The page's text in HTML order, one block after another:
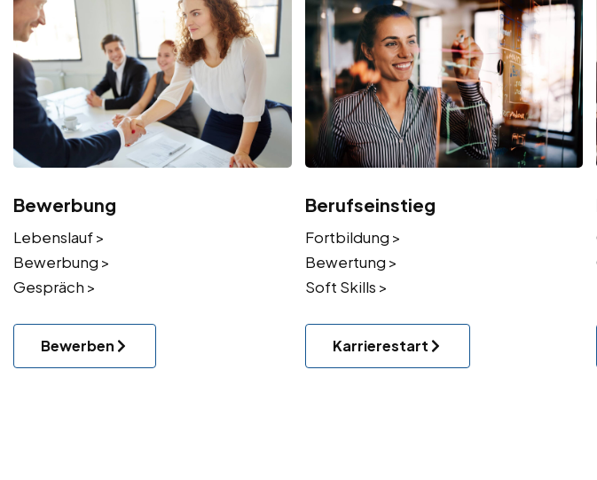
Bewerbung
Lebenslauf >
Bewerbung >
Gespräch >
Bewerben
Berufseinstieg
Fortbildung >
Bewertung >
Soft Skills >
Karrierestart